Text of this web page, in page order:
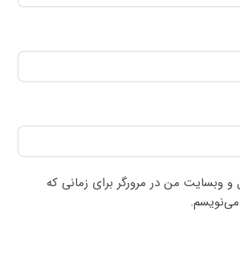
و وبسایت من در مرورگر برای زمانی که
می‌نویسم.